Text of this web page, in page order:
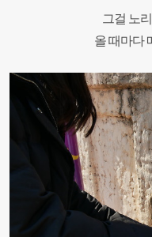
그걸 노
올 때마다